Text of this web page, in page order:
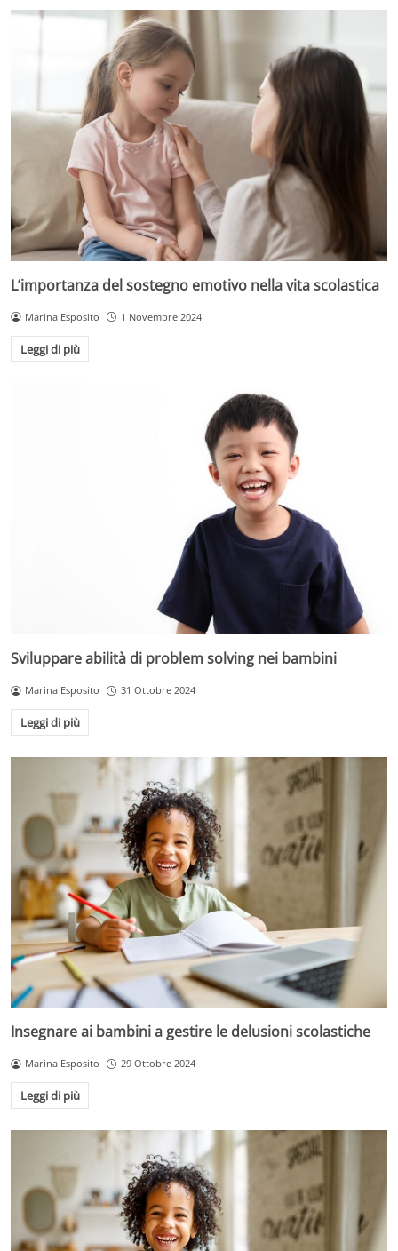
L’importanza del sostegno emotivo nella vita scolastica
Marina Esposito 1 Novembre 2024
Leggi di più
Sviluppare abilità di problem solving nei bambini
Marina Esposito 31 Ottobre 2024
Leggi di più
Insegnare ai bambini a gestire le delusioni scolastiche
Marina Esposito 29 Ottobre 2024
Leggi di più